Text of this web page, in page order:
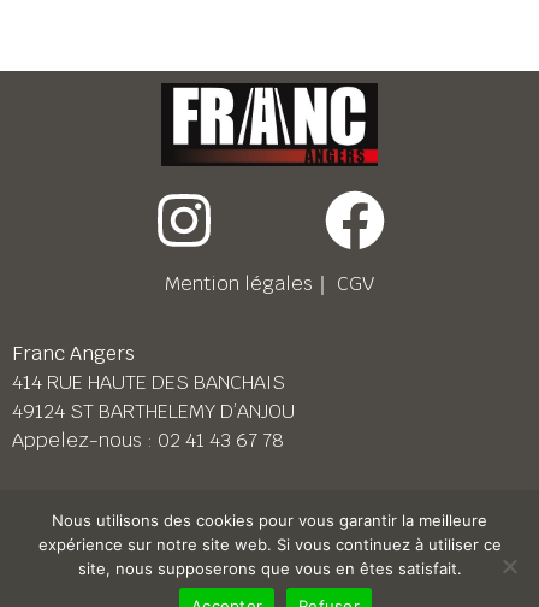
Mention légales ｜ CGV
Franc Angers
414 RUE HAUTE DES BANCHAIS
49124 ST BARTHELEMY D’ANJOU
Appelez-nous : 02 41 43 67 78
Franc Le Mans
158 BD PIERRE LEFAUCHEUX
72230 ARNAGE
02 43 87 38 08
Nous utilisons des cookies pour vous garantir la meilleure
expérience sur notre site web. Si vous continuez à utiliser ce
site, nous supposerons que vous en êtes satisfait.